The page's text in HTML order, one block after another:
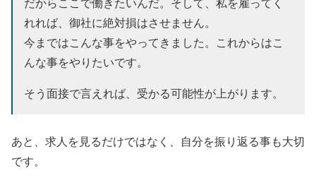
れれば、御社に絶対損はさせません。
今まではこんな事をやってきました。これからはこ
んな事をやりたいです。
そう面接で言えれば、受かる可能性が上がります。
あと、求人を見るだけではなく、自分を振り返る事も大切
です。